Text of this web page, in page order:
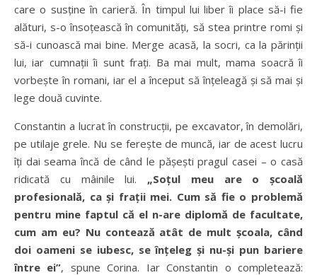
care o susține în carieră. În timpul lui liber îi place să-i fie
alături, s-o însoțească în comunități, să stea printre romi și
să-i cunoască mai bine. Merge acasă, la socri, ca la părinții
lui, iar cumnații îi sunt frați. Ba mai mult, mama soacră îi
vorbește în romani, iar el a început să înțeleagă și să mai și
lege două cuvinte.
Constantin a lucrat în construcții, pe excavator, în demolări,
pe utilaje grele. Nu se ferește de muncă, iar de acest lucru
îți dai seama încă de când le pășești pragul casei – o casă
ridicată cu mâinile lui. „Soțul meu are o școală
profesională, ca și frații mei. Cum să fie o problemă
pentru mine faptul că el n-are diplomă de facultate,
cum am eu? Nu contează atât de mult școala, când
doi oameni se iubesc, se înțeleg și nu-și pun bariere
între ei”, spune Corina. Iar Constantin o completează: